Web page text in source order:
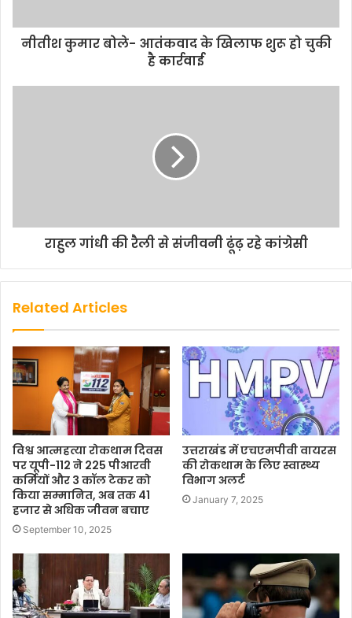
नीतीश कुमार बोले- आतंकवाद के खिलाफ शुरू हो चुकी
है कार्रवाई
राहुल गांधी की रैली से संजीवनी ढूंढ़ रहे कांग्रेसी
Related Articles
विश्व आत्महत्या रोकथाम दिवस
पर यूपी-112 ने 225 पीआरवी
कर्मियों और 3 कॉल टेकर को
किया सम्मानित, अब तक 41
हजार से अधिक जीवन बचाए
September 10, 2025
उत्तराखंड में एचएमपीवी वायरस
की रोकथाम के लिए स्वास्थ्य
विभाग अलर्ट
January 7, 2025